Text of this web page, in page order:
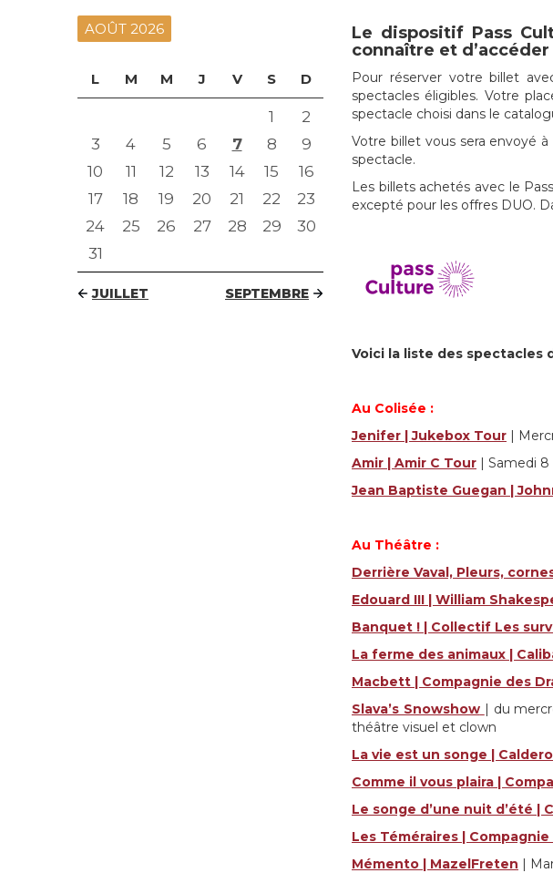
Le dispositif Pass
connaître et
Pour réserver votre billet
spectacles éligibles. Votre
spectacle choisi dans le
Votre billet vous sera envoyé
spectacle.
Les billets achetés avec le
excepté pour les offres DUO.
Voici la liste des spectacles
Au Colisée :
Jenifer | Jukebox Tour |
Amir | Amir C Tour | Samedi
Jean Baptiste Guegan |
Au Théâtre :
Derrière Vaval, Pleurs,
Edouard III | William
Banquet ! | Collectif Les
La ferme des animaux |
Macbett | Compagnie des
Slava’s Snowshow | du
théâtre visuel et clown
La vie est un songe |
Comme il vous plaira |
Le songe d’une nuit d’été |
Les Téméraires |
Mémento | MazelFreten |
AOÛT 2026
L M M J V S D
1
2
3
4 5 6 7 8
9
10
11 12 13 14 15
16
17
18 19 20 21 22
23
24
25 26 27 28 29
30
31
JUILLET SEPTEMBRE